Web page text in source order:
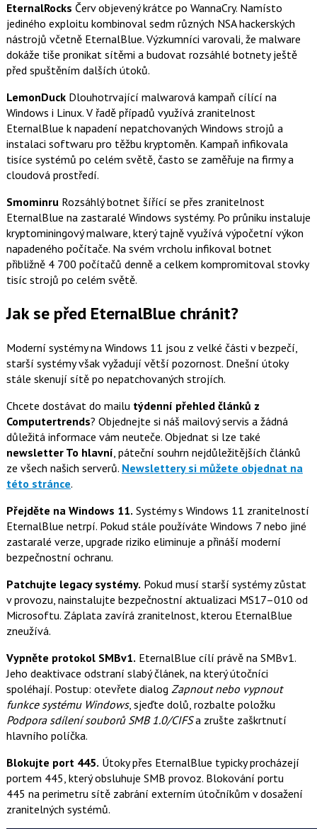
EternalRocks Červ objevený krátce po WannaCry. Namísto
jediného exploitu kombinoval sedm různých NSA hackerských
nástrojů včetně EternalBlue. Výzkumníci varovali, že malware
dokáže tiše pronikat sítěmi a budovat rozsáhlé botnety ještě
před spuštěním dalších útoků.
LemonDuckDlouhotrvající malwarová kampaň cílící na
Windows i Linux. V řadě případů využívá zranitelnost
EternalBlue k napadení nepatchovaných Windows strojů a
instalaci softwaru pro těžbu kryptoměn. Kampaň infikovala
tisíce systémů po celém světě, často se zaměřuje na firmy a
cloudová prostředí.
SmominruRozsáhlý botnet šířící se přes zranitelnost
EternalBlue na zastaralé Windows systémy. Po průniku instaluje
kryptominingový malware, který tajně využívá výpočetní výkon
napadeného počítače. Na svém vrcholu infikoval botnet
přibližně 4 700 počítačů denně a celkem kompromitoval stovky
tisíc strojů po celém světě.
Jak se před EternalBlue chránit?
Moderní systémy na Windows 11 jsou z velké části v bezpečí,
starší systémy však vyžadují větší pozornost. Dnešní útoky
stále skenují sítě po nepatchovaných strojích.
Chcete dostávat do mailu týdenní přehled článků z
Computertrends? Objednejte si náš mailový servis a žádná
důležitá informace vám neuteče. Objednat si lze také
newsletter To hlavní , páteční souhrn nejdůležitějších článků
ze všech našich serverů. Newslettery si můžete objednat na
této stránce.
Přejděte na Windows 11. Systémy s Windows 11 zranitelností
EternalBlue netrpí. Pokud stále používáte Windows 7 nebo jiné
zastaralé verze, upgrade riziko eliminuje a přináší moderní
bezpečnostní ochranu.
Patchujte legacy systémy. Pokud musí starší systémy zůstat
v provozu, nainstalujte bezpečnostní aktualizaci MS17–010 od
Microsoftu. Záplata zavírá zranitelnost, kterou EternalBlue
zneužívá.
Vypněte protokol SMBv1. EternalBlue cílí právě na SMBv1.
Jeho deaktivace odstraní slabý článek, na který útočníci
spoléhají. Postup: otevřete dialog Zapnout nebo vypnout
funkce systému Windows, sjeďte dolů, rozbalte položku
Podpora sdílení souborů SMB 1.0/CIFSa zrušte zaškrtnutí
hlavního políčka.
Blokujte port 445. Útoky přes EternalBlue typicky procházejí
portem 445, který obsluhuje SMB provoz. Blokování portu
445 na perimetru sítě zabrání externím útočníkům v dosažení
zranitelných systémů.